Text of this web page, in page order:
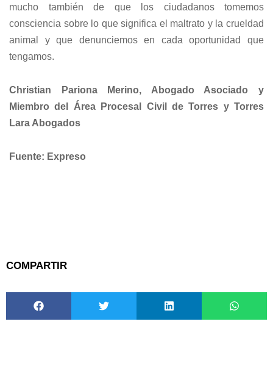
mucho también de que los ciudadanos tomemos
consciencia sobre lo que significa el maltrato y la crueldad
animal y que denunciemos en cada oportunidad que
tengamos.
Christian Pariona Merino, Abogado Asociado y
Miembro del Área Procesal Civil de Torres y Torres
Lara Abogados
Fuente: Expreso
COMPARTIR